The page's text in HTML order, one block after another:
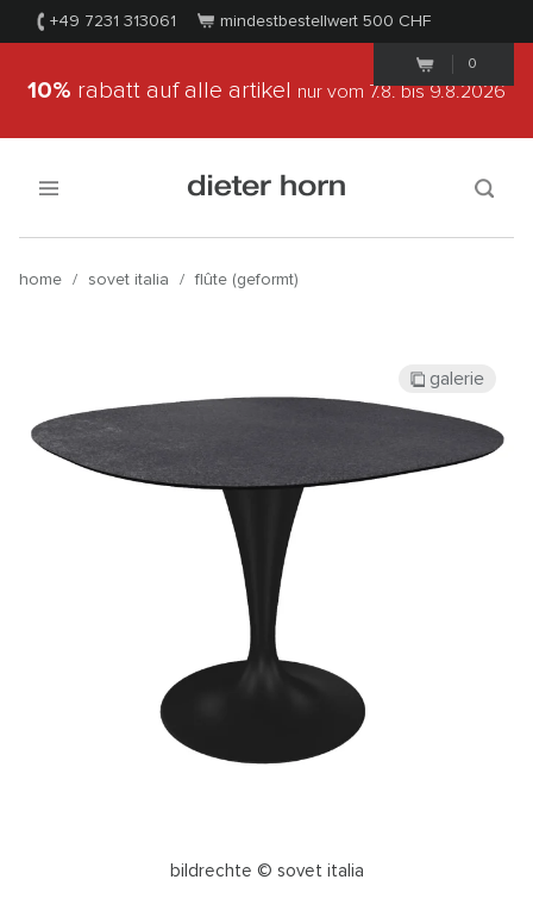
+49 7231 313061 mindestbestellwert 500 CHF
0
10% rabatt auf alle artikel nur vom 7.8.bis 9.8.2026
home / sovet italia / flûte (geformt)
bildrechte © sovet italia
galerie